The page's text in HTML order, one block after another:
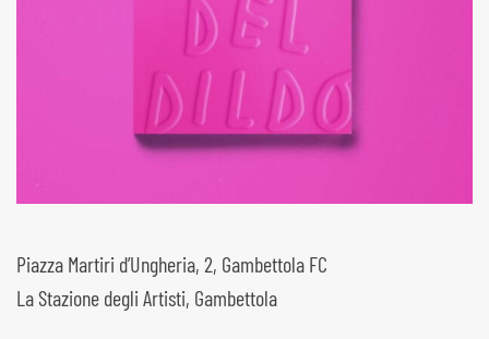
Piazza Martiri d’Ungheria, 2, Gambettola FC
La Stazione degli Artisti, Gambettola